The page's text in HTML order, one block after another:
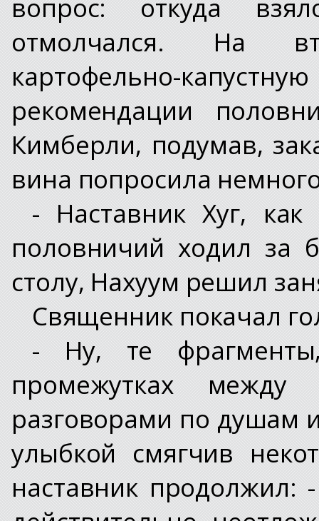
отмолчался. На
картофельно-
рекомендации
Кимберли, подумав,
вина попросила
- Наставник Хуг,
половничий ходил за
столу, Нахуум решил
Священник покачал
- Ну, те
промежутках между
разговорами по душам
улыбкой смягчив
наставник